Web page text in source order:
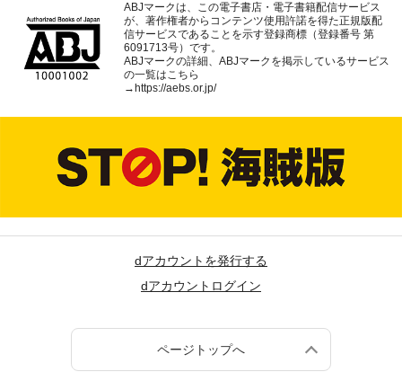
ABJマークは、この電子書店・電子書籍配信サービス
が、著作権者からコンテンツ使用許諾を得た正規版配
信サービスであることを示す登録商標（登録番号 第
6091713号）です。
ABJマークの詳細、ABJマークを掲示しているサービス
の一覧はこちら
→ https://aebs.or.jp/
dアカウントを発行する
dアカウントログイン
ページトップへ